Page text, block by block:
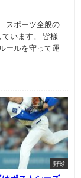
スポーツ全般の
ています。 皆様
ールを守って運
野球